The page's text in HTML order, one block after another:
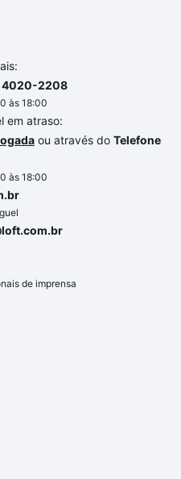
4020-2208
às 18:00
em atraso:
ou através do Telefone
às 18:00
de imprensa